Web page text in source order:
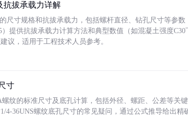
抗拔承载力详解
尺寸规格和抗拔承载力，包括螺杆直径、钻孔尺寸等参
）提供抗拔承载力计算方法和典型数值（如混凝土强度
议，适用于工程技术人员参考。
寸
螺纹的标准尺寸及底孔计算，包括外径、螺距、公差等关
1/4-36UNS螺纹底孔尺寸的常见疑问，通过公式推导给出